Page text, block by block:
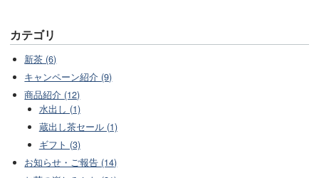
カテゴリ
新茶 (6)
キャンペーン紹介 (9)
商品紹介 (12)
水出し (1)
蔵出し茶セール (1)
ギフト (3)
お知らせ・ご報告 (14)